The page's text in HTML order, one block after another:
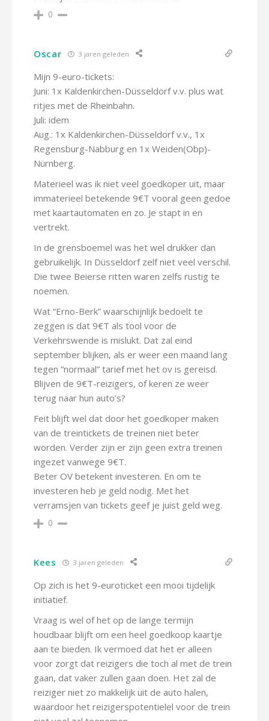
0
Oscar 3 jaren geleden
Mijn 9-euro-tickets:
Juni: 1x Kaldenkirchen-Düsseldorf v.v. plus wat
ritjes met de Rheinbahn.
Juli: idem
Aug.: 1x Kaldenkirchen-Düsseldorf v.v., 1x
Regensburg-Nabburg en 1x Weiden(Obp)-
Nürnberg.
Materieel was ik niet veel goedkoper uit, maar
immaterieel betekende 9€T vooral geen gedoe
met kaartautomaten en zo. Je stapt in en
vertrekt.
In de grensboemel was het wel drukker dan
gebruikelijk. In Düsseldorf zelf niet veel verschil.
Die twee Beierse ritten waren zelfs rustig te
noemen.
Wat “Erno-Berk” waarschijnlijk bedoelt te
zeggen is dat 9€T als tool voor de
Verkehrswende is mislukt. Dat zal eind
september blijken, als er weer een maand lang
tegen “normaal” tarief met het ov is gereisd.
Blijven de 9€T-reizigers, of keren ze weer
terug naar hun auto’s?
Feit blijft wel dat door het goedkoper maken
van de treintickets de treinen niet beter
worden. Verder zijn er zijn geen extra treinen
ingezet vanwege 9€T.
Beter OV betekent investeren. En om te
investeren heb je geld nodig. Met het
verramsjen van tickets geef je juist geld weg.
0
Kees 3 jaren geleden
Op zich is het 9-euroticket een mooi tijdelijk
initiatief.
Vraag is wel of het op de lange termijn
houdbaar blijft om een heel goedkoop kaartje
aan te bieden. Ik vermoed dat het er alleen
voor zorgt dat reizigers die toch al met de trein
gaan, dat vaker zullen gaan doen. Het zal de
reiziger niet zo makkelijk uit de auto halen,
waardoor het reizigerspotentielel voor de trein